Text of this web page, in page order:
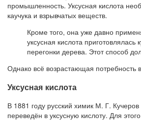
промышленность. Уксусная кислота
каучука и взрывчатых веществ.
Кроме того, она уже давно
уксусная кислота
перегонки дерева. Этот способ
Однако всё возрастающая потребность
Уксусная кислота
В 1881 году русский химик М. Г.
переведён в уксусную кислоту. Для